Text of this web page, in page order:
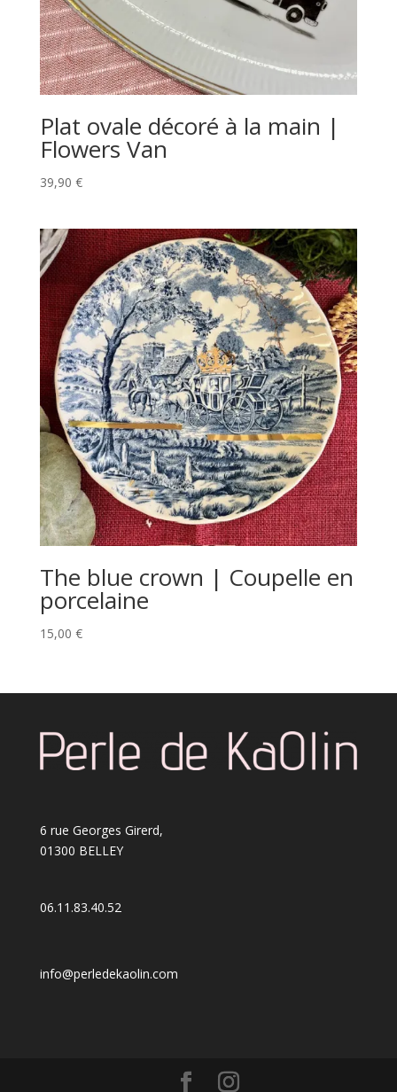
Plat ovale décoré à la main |
Flowers Van
39,90 €
The blue crown | Coupelle en
porcelaine
15,00 €
6 rue Georges Girerd,
01300 BELLEY
06.11.83.40.52
info@perledekaolin.com